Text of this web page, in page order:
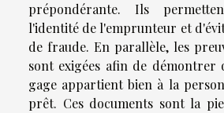
prépondérante. Ils
l'identité de l'emprunteur et
de fraude. En parallèle, les
sont exigées afin de démontrer
gage appartient bien à la
prêt. Ces documents sont la